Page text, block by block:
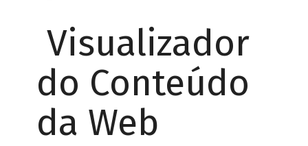
Visualizador
do Conteúdo
da Web